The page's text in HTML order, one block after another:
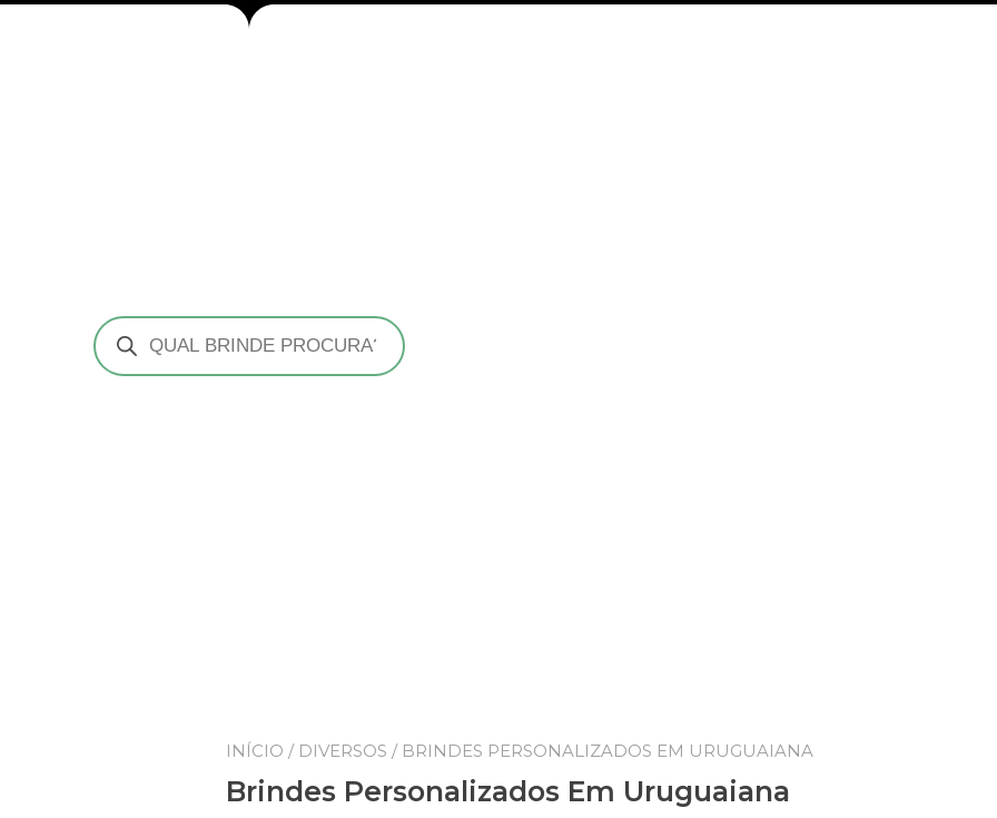
Pesquisar
produtos
INÍCIO / DIVERSOS / BRINDES PERSONALIZADOS EM URUGUAIANA
Brindes Personalizados Em Uruguaiana